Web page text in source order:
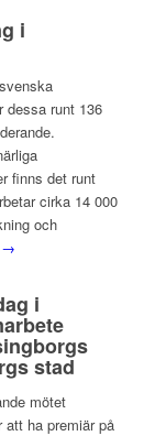
i
dessa runt 136
finns det runt
cirka 14 000
och
→
i
stad
mötet
att ha premiär på